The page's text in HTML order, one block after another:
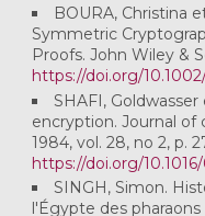
BOURA, Christina
Symmetric
Proofs. John Wiley &
https://doi.org/
SHAFI,
encryption. Journal
1984, vol. 28, no 2, p.
https://doi.org/
SINGH, Simon.
l'Égypte des